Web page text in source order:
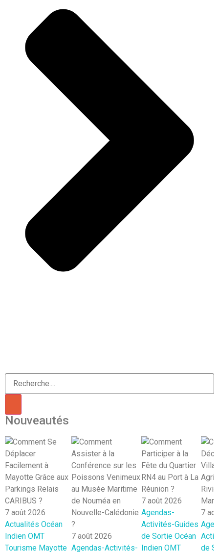
Nouveautés
7 août 2026
Actualités Océan
Indien OMT
Tourisme Mayotte
7 août 2026
Agendas-Activités-
7 août 2026
Agendas-
Activités-Guides
de Sortie Océan
Indien OMT
7
de